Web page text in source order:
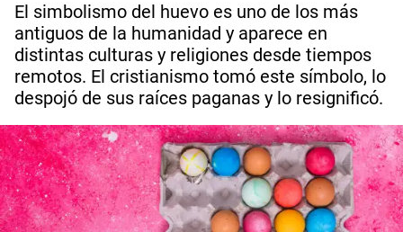
El simbolismo del huevo es uno de los más
antiguos de la humanidad y aparece en
distintas culturas y religiones desde tiempos
remotos. El cristianismo tomó este símbolo, lo
despojó de sus raíces paganas y lo resignificó.